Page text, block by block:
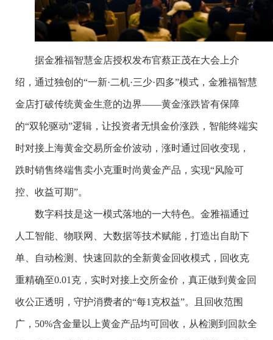
据金雅福智慧金店授权发布官蔡正茂在大会上介
绍，通过独创的“一新·二机·三少·四多”模式，金雅福智慧
金店打破传统黄金生意的边界——黄金涨跌皆有保障
的“双轮驱动”逻辑，让投资者无惧金价涨跌，智能终端实
时对接上海黄金交易所金价波动，涨时通过回收变现，
跌时销售终端售卖小克重时尚黄金产品，实现“风险可
控、收益可期”。
数字科技是这一模式落地的一大特色。金雅福通过
人工智能、物联网、大数据等技术赋能，打造出自助下
单、自动检测、快速回款的全新黄金回收模式，回收克
重精确至0.01克，实时对接上交所金价，真正做到黄金回
收公正透明，守护消费者的“每1克权益”。且回收范围
广，50%含金量以上黄金产品均可回收，从检测到回款全